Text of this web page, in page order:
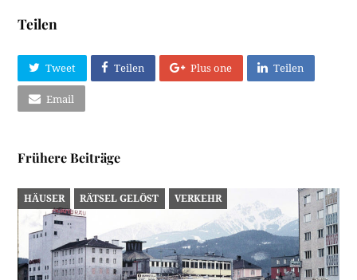
Teilen
Tweet Teilen Plus one Teilen
Email
Frühere Beiträge
HÄUSER RÄTSEL GELÖST VERKEHR